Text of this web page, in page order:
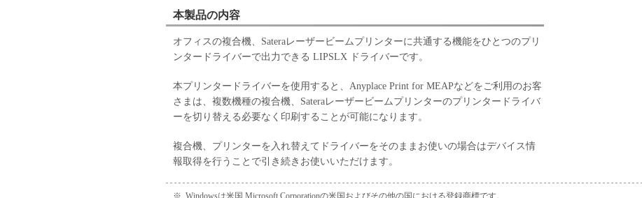
BETWEEN YOU AND CANON RELATING TO THE SUBJECT MATTER HEREOF.
NO AMENDMENT TO THIS AGREEMENT SHALL BE EFFECTIVE UNLESS
SIGNED BY A DULY AUTHORISED REPRESENTATIVE OF CANON.
Should you have any questions concerning this Agreement, or if you desire to contact
serving the country where you obtained the Products.
本製品の内容
オフィスの複合機、Sateraレーザービームプリンターに共通する機能をひとつのプリ
ンタードライバーで出力できる LIPSLX ドライバーです。
本プリンタードライバーを使用すると、Anyplace Print for MEAPなどをご利用のお客
さまは、複数機種の複合機、Sateraレーザービームプリンターのプリンタードライバ
ーを切り替える必要なく印刷することが可能になります。
複合機、プリンターを入れ替えてドライバーをそのままお使いの場合はデバイス情
報取得を行うことで引き続きお使いいただけます。
※ Windowsは米国 Microsoft Corporationの米国およびその他の国における登録商標です。